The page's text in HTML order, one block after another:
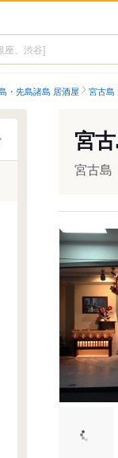
・先島諸島 居酒屋 宮古島
宮
宮古島